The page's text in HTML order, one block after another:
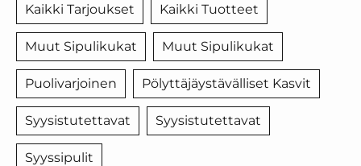
Kaikki Tarjoukset Kaikki Tuotteet
Muut Sipulikukat Muut Sipulikukat
Puolivarjoinen Pölyttäjäystävälliset Kasvit
Syysistutettavat Syysistutettavat
Syyssipulit